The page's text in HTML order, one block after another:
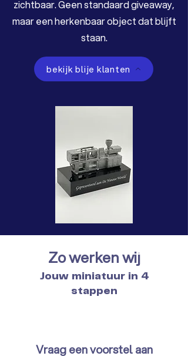
zichtbaar. Geen standaard giveaway,
maar een herkenbaar object dat blijft
staan.
bekijk blije klanten
Zo werken wij
Jouw miniatuur in 4
stappen
Vraag een voorstel aan